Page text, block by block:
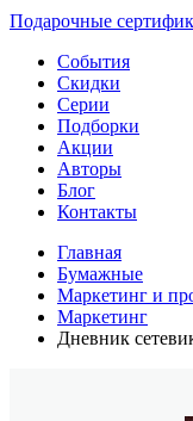
Подарочные
События
Скидки
Серии
Подборки
Акции
Авторы
Блог
Контакты
Главная
Бумажные
Маркетинг и
Маркетинг
Дневник